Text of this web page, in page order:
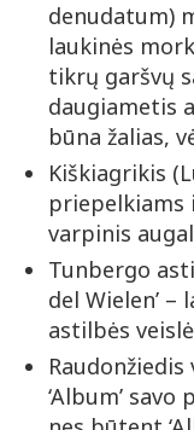
denudatum)
laukinės
tikrų garšvų
daugiametis
būna žalias,
Kiškiagrikis
priepelkiams
varpinis
Tunbergo
del Wielen’
astilbės
‘Album’